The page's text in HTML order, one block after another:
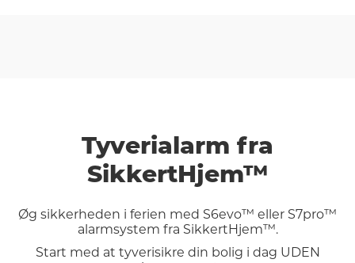
Tyverialarm fra
SikkertHjem™
Øg sikkerheden i ferien med S6evo™ eller S7pro™
alarmsystem fra SikkertHjem™.
Start med at tyverisikre din bolig i dag UDEN